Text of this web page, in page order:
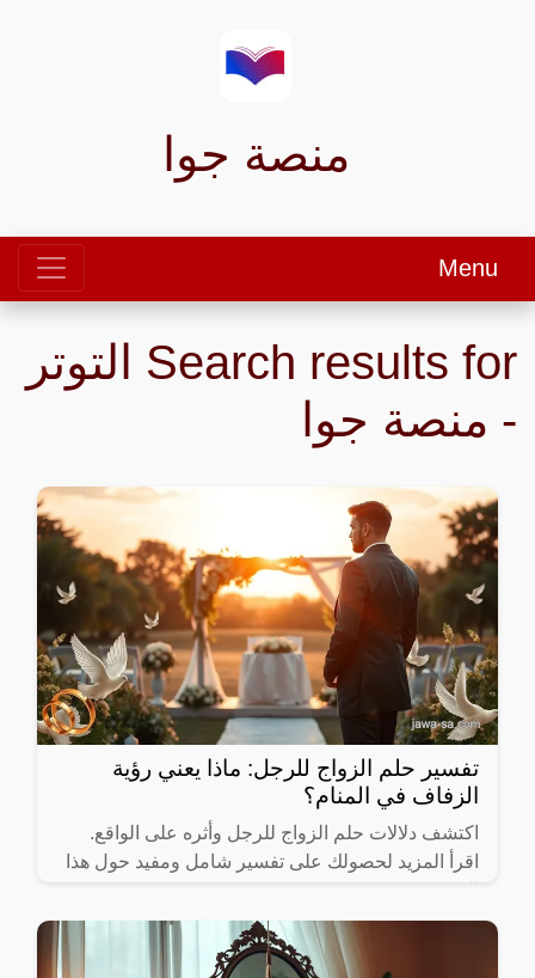
منصة جوا
Menu
Search results for التوتر
- منصة جوا
تفسير حلم الزواج للرجل: ماذا يعني رؤية
الزفاف في المنام؟
اكتشف دلالات حلم الزواج للرجل وأثره على الواقع.
اقرأ المزيد لحصولك على تفسير شامل ومفيد حول هذا